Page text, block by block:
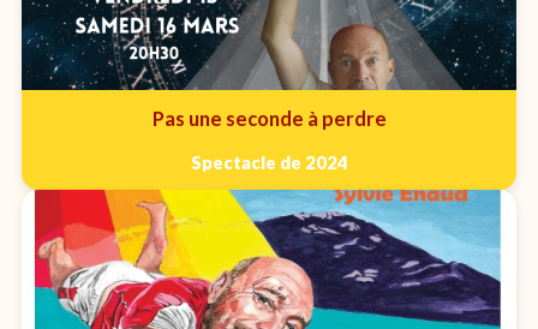
Pas une seconde à perdre
Spectacle de 2024